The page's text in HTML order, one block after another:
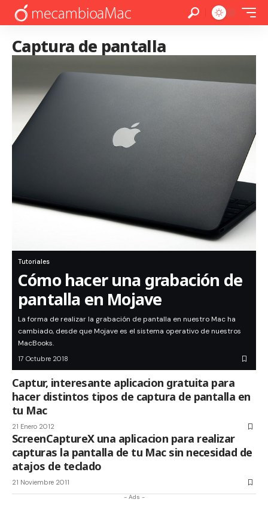
Captura de pantalla
Tutoriales
Cómo hacer una grabación de
pantalla en Mojave
La forma de realizar la grabación de pantalla en nuestro Mac ha
cambiado, desde que Mojave es el sistema operativo de nuestros
MacBooks.
17 Octubre 2018
Captur, interesante aplicacion gratuita para
hacer distintos tipos de captura de pantalla en
tu Mac
21 Enero 2012
ScreenCaptureX una aplicacion para realizar
capturas la pantalla de tu Mac sin necesidad de
atajos de teclado
21 Noviembre 2011
- Ads -